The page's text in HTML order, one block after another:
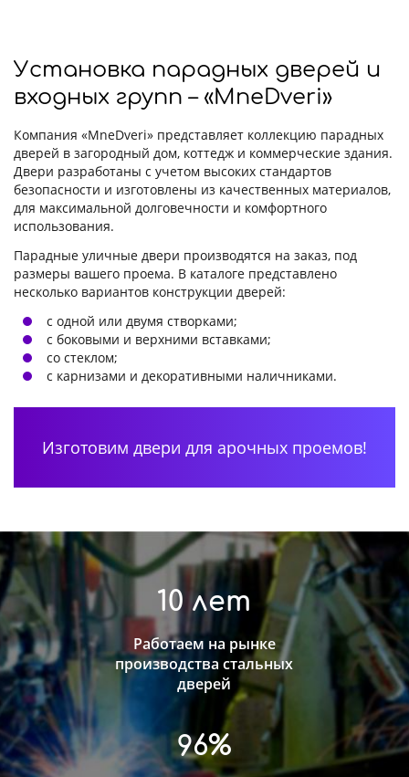
Установка парадных дверей и
входных групп – «MneDveri»
Компания «MneDveri» представляет коллекцию парадных
дверей в загородный дом, коттедж и коммерческие здания.
Двери разработаны с учетом высоких стандартов
безопасности и изготовлены из качественных материалов,
для максимальной долговечности и комфортного
использования.
Парадные уличные двери производятся на заказ, под
размеры вашего проема. В каталоге представлено
несколько вариантов конструкции дверей:
с одной или двумя створками;
с боковыми и верхними вставками;
со стеклом;
с карнизами и декоративными наличниками.
Изготовим двери для арочных проемов!
10 лет
Работаем на рынке
производства стальных
дверей
96%